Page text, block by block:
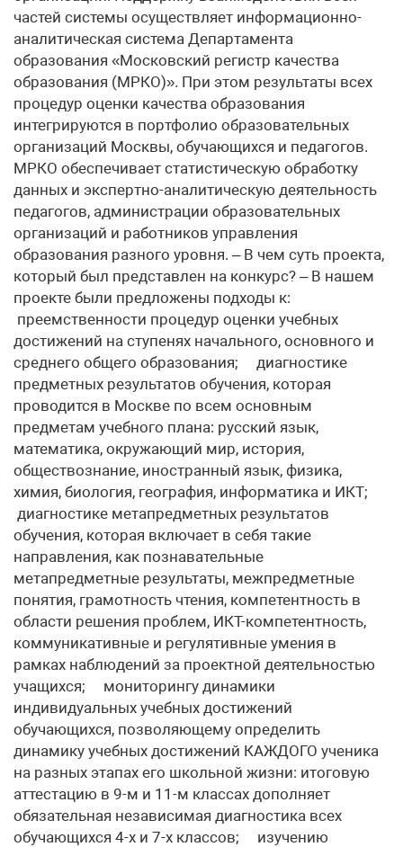
частей системы осуществляет информационно-
аналитическая система Департамента
образования «Московский регистр качества
образования (МРКО)». При этом результаты всех
процедур оценки качества образования
интегрируются в портфолио образовательных
организаций Москвы, обучающихся и педагогов.
МРКО обеспечивает статистическую обработку
данных и экспертно-аналитическую деятельность
педагогов, администрации образовательных
организаций и работников управления
образования разного уровня. – В чем суть проекта,
который был представлен на конкурс? – В нашем
проекте были предложены подходы к:
преемственности процедур оценки учебных
достижений на ступенях начального, основного и
среднего общего образования; диагностике
предметных результатов обучения, которая
проводится в Москве по всем основным
предметам учебного плана: русский язык,
математика, окружающий мир, история,
обществознание, иностранный язык, физика,
химия, биология, география, информатика и ИКТ;
диагностике метапредметных результатов
обучения, которая включает в себя такие
направления, как познавательные
метапредметные результаты, межпредметные
понятия, грамотность чтения, компетентность в
области решения проблем, ИКТ-компетентность,
коммуникативные и регулятивные умения в
рамках наблюдений за проектной деятельностью
учащихся; мониторингу динамики
индивидуальных учебных достижений
обучающихся, позволяющему определить
динамику учебных достижений КАЖДОГО ученика
на разных этапах его школьной жизни: итоговую
аттестацию в 9-м и 11-м классах дополняет
обязательная независимая диагностика всех
обучающихся 4-х и 7-х классов; изучению